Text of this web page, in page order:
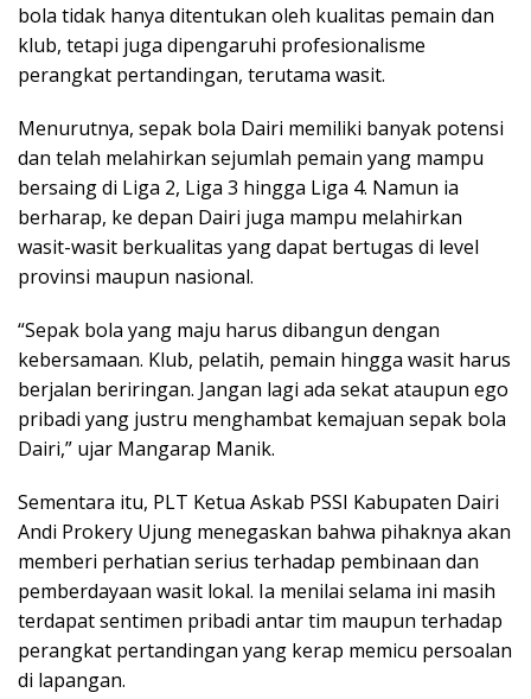
bola tidak hanya ditentukan oleh kualitas pemain dan
klub, tetapi juga dipengaruhi profesionalisme
perangkat pertandingan, terutama wasit.
Menurutnya, sepak bola Dairi memiliki banyak potensi
dan telah melahirkan sejumlah pemain yang mampu
bersaing di Liga 2, Liga 3 hingga Liga 4. Namun ia
berharap, ke depan Dairi juga mampu melahirkan
wasit-wasit berkualitas yang dapat bertugas di level
provinsi maupun nasional.
“Sepak bola yang maju harus dibangun dengan
kebersamaan. Klub, pelatih, pemain hingga wasit harus
berjalan beriringan. Jangan lagi ada sekat ataupun ego
pribadi yang justru menghambat kemajuan sepak bola
Dairi,” ujar Mangarap Manik.
Sementara itu, PLT Ketua Askab PSSI Kabupaten Dairi
Andi Prokery Ujung menegaskan bahwa pihaknya akan
memberi perhatian serius terhadap pembinaan dan
pemberdayaan wasit lokal. Ia menilai selama ini masih
terdapat sentimen pribadi antar tim maupun terhadap
perangkat pertandingan yang kerap memicu persoalan
di lapangan.